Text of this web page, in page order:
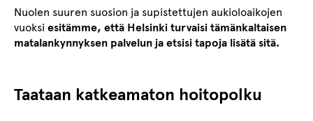
Nuolen suuren suosion ja supistettujen aukioloaikojen
vuoksi esitämme, että Helsinki turvaisi tämänkaltaisen
matalankynnyksen palvelun ja etsisi tapoja lisätä sitä.
Taataan katkeamaton hoitopolku